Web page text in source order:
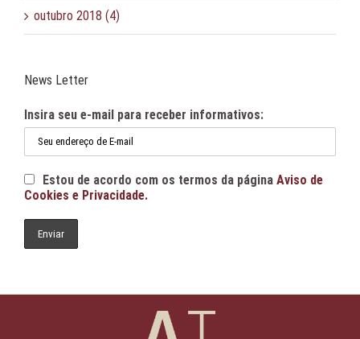
outubro 2018 (4)
News Letter
Insira seu e-mail para receber informativos:
Estou de acordo com os termos da página Aviso de
Cookies e Privacidade.